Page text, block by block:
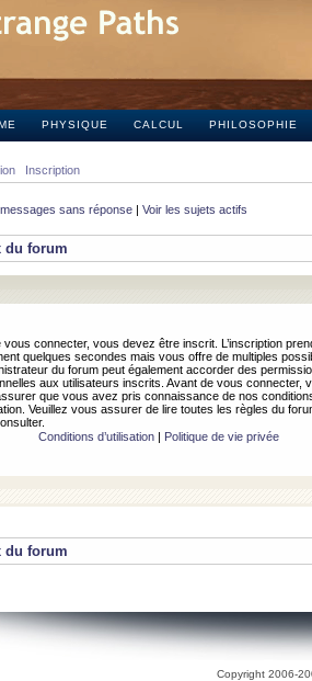
PHYSIQUE CALCUL PHILOSOPHIE
Inscription
sans réponse | Voir les sujets actifs
du forum
vous connecter, vous devez être inscrit. L’inscription
quelques secondes mais vous offre de multiples
du forum peut également accorder des
aux utilisateurs inscrits. Avant de vous connecter,
que vous avez pris connaissance de nos
Veuillez vous assurer de lire toutes les règles du
Conditions d’utilisation| Politique de vie privée
du forum
Copyright 2006-